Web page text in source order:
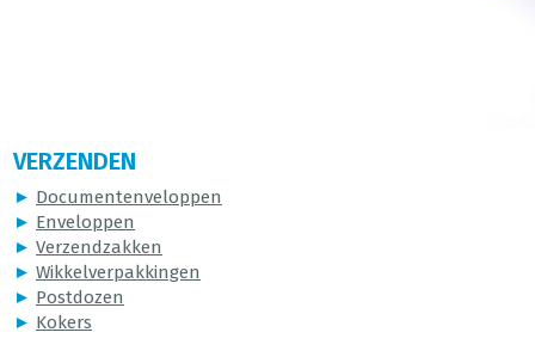
VERZENDEN
► Documentenveloppen
► Enveloppen
► Verzendzakken
► Wikkelverpakkingen
► Postdozen
► Kokers